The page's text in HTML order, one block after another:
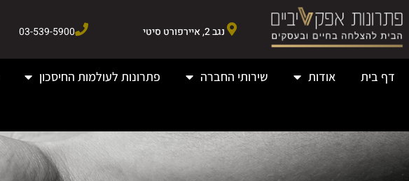
נגב 2, איירפורט סיטי 03-539-5900
דף בית אודות שירותי החברה פתרונות לעולמות החיסכון